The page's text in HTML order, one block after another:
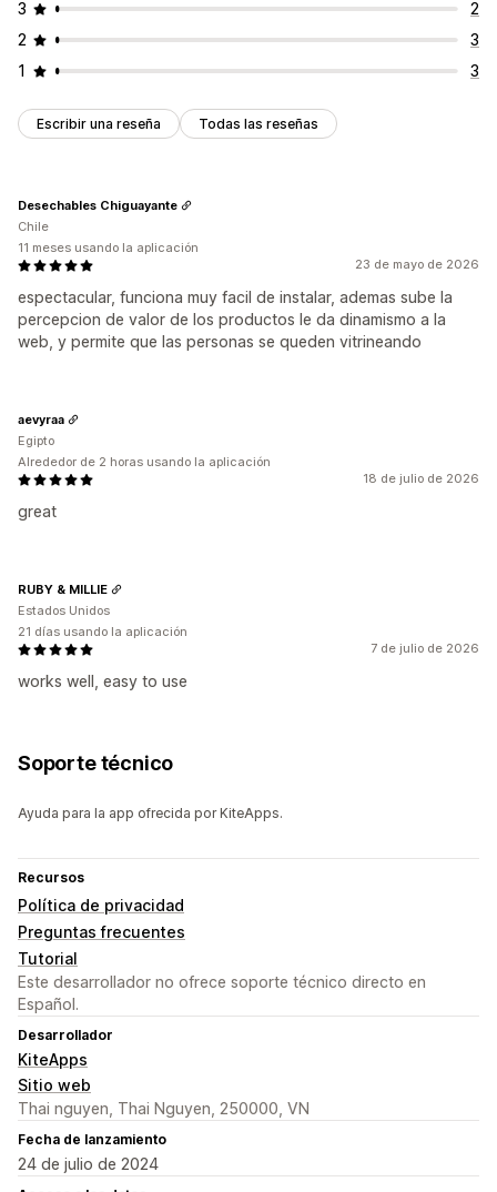
3
2
2
3
1
3
Escribir una reseña Todas las reseñas
23 de mayo de 2026
espectacular, funciona muy facil de instalar, ademas sube la
percepcion de valor de los productos le da dinamismo a la
web, y permite que las personas se queden vitrineando
Desechables Chiguayante
Chile
11 meses usando la aplicación
18 de julio de 2026
great
aevyraa
Egipto
Alrededor de 2 horas usando la aplicación
7 de julio de 2026
works well, easy to use
RUBY & MILLIE
Estados Unidos
21 días usando la aplicación
Soporte técnico
Ayuda para la app ofrecida por KiteApps.
Recursos
Política de privacidad
Preguntas frecuentes
Tutorial
Este desarrollador no ofrece soporte técnico directo en
Español.
Desarrollador
KiteApps
Sitio web
Thai nguyen, Thai Nguyen, 250000, VN
Fecha de lanzamiento
24 de julio de 2024